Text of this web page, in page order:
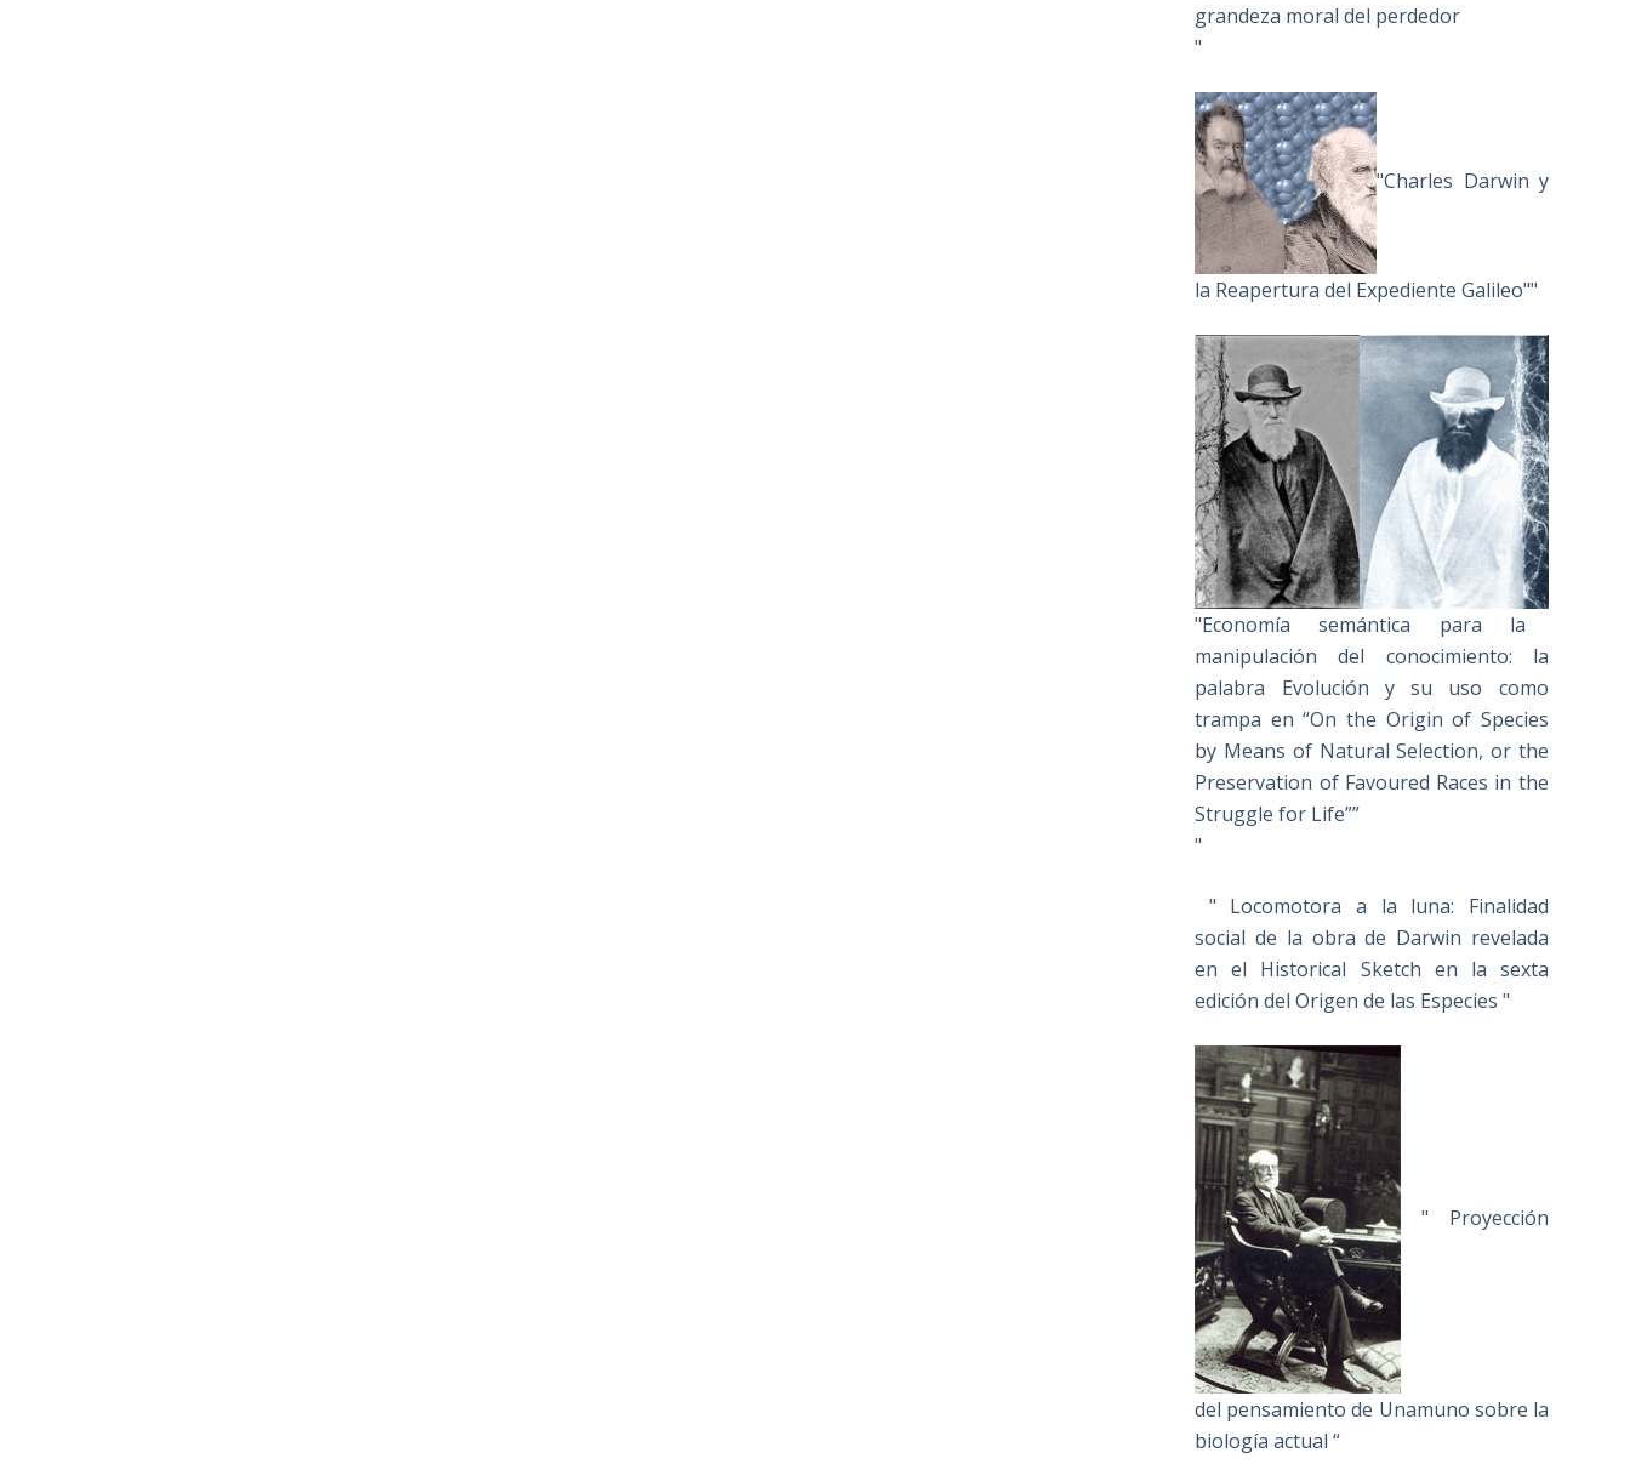
grandeza moral del perdedor
"
"Charles Darwin y
la Reapertura del Expediente Galileo""
"Economía semántica para la
manipulación del conocimiento: la
palabra Evolución y su uso como
trampa en “On the Origin of Species
by Means of Natural Selection, or the
Preservation of Favoured Races in the
Struggle for Life””
"
" Locomotora a la luna: Finalidad
social de la obra de Darwin revelada
en el Historical Sketch en la sexta
edición del Origen de las Especies "
" Proyección
del pensamiento de Unamuno sobre la
biología actual “